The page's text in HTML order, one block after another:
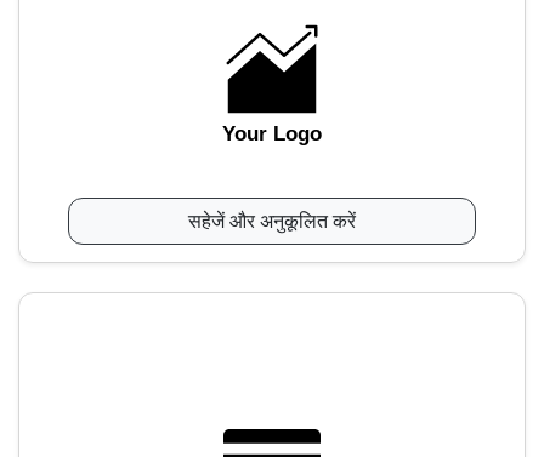
Your Logo
सहेजें और अनुकूलित करें